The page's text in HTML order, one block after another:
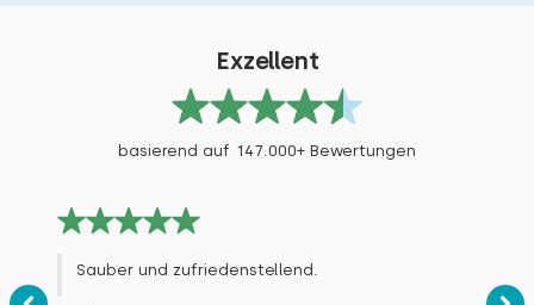
Exzellent
basierend auf 147.000+ Bewertungen
Sauber und zufriedenstellend.